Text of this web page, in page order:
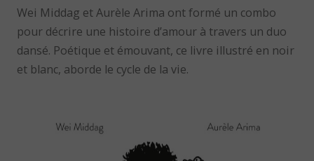
Wei Middag et Aurèle Arima ont formé un combo
pour décrire une histoire d’amour à travers un duo
dansé. Poétique et émouvant, ce livre illustré en noir
et blanc, aborde le cycle de la vie.